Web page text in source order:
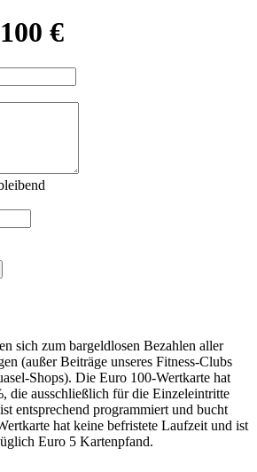
€
sich zum bargeldlosen Bezahlen aller
(außer Beiträge unseres Fitness-Clubs
Shops). Die Euro 100-Wertkarte hat
die ausschließlich für die Einzeleintritte
entsprechend programmiert und bucht
hat keine befristete Laufzeit und ist
Euro 5 Kartenpfand.